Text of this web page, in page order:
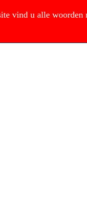
vind u alle woorden